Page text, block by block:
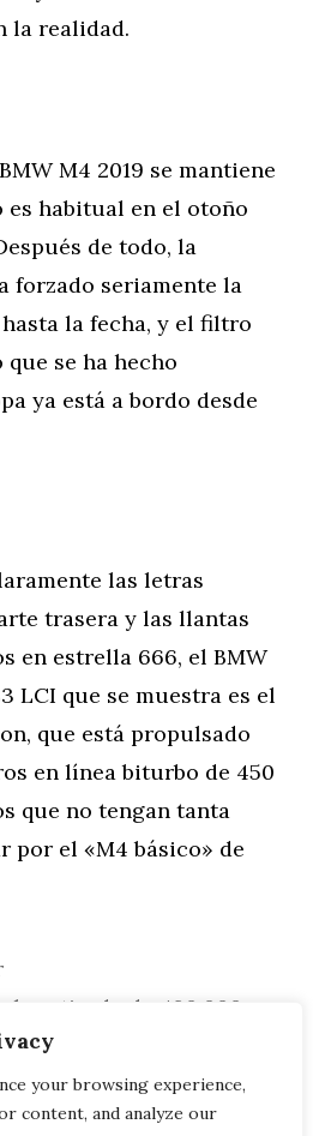
your browsing experience,
content, and analyze our
la realidad.
M4 2019 se mantiene
es habitual en el otoño
de todo, la
forzado seriamente la
la fecha, y el filtro
se ha hecho
ya está a bordo desde
las letras
trasera y las llantas
en estrella 666, el BMW
LCI que se muestra es el
que está propulsado
en línea biturbo de 450
que no tengan tanta
por el «M4 básico» de
la retirada de 480.000
Schnitzer se hace con
BMW M6 GT3